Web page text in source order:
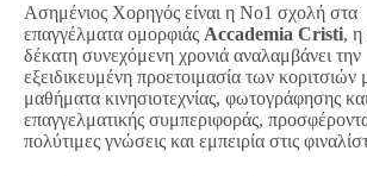
Ασημένιος Χορηγός είναι η Νο1 σχολή στα
επαγγέλματα ομορφιάς Accademia Cristi, η
δέκατη συνεχόμενη χρονιά αναλαμβάνει την
εξειδικευμένη προετοιμασία των
μαθήματα κινησιοτεχνίας, φωτογράφησης και
επαγγελματικής συμπεριφοράς,
πολύτιμες γνώσεις και εμπειρία στις